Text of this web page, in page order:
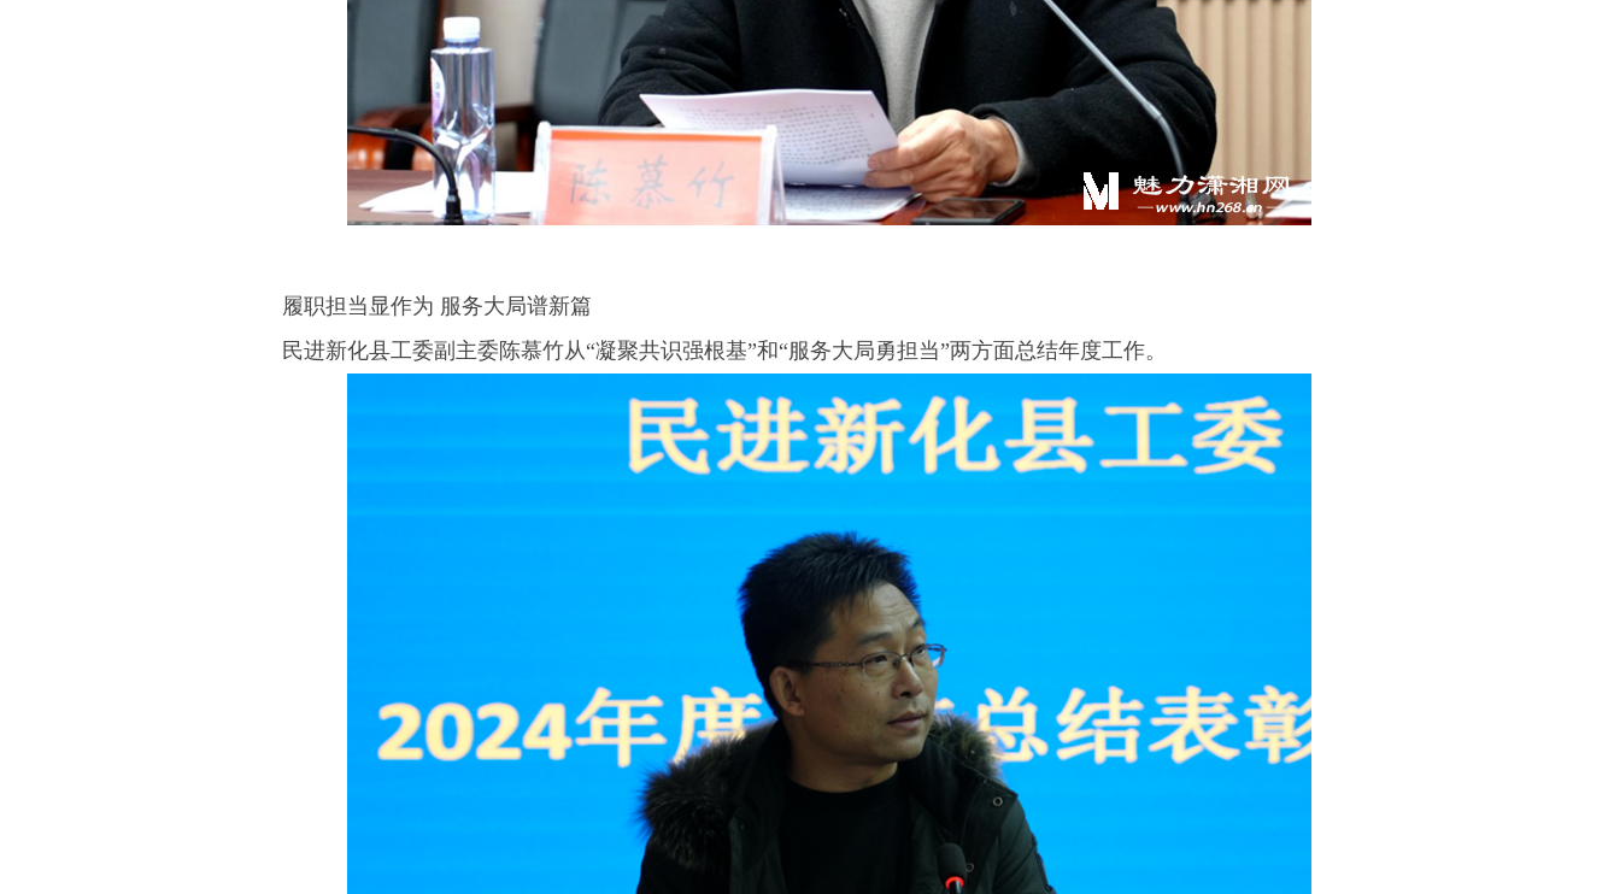
履职担当显作为 服务大局谱新篇‌
民进新化县工委副主委陈慕竹从“凝聚共识强根基”和“服务大局勇担当”两方面总结年度工作。